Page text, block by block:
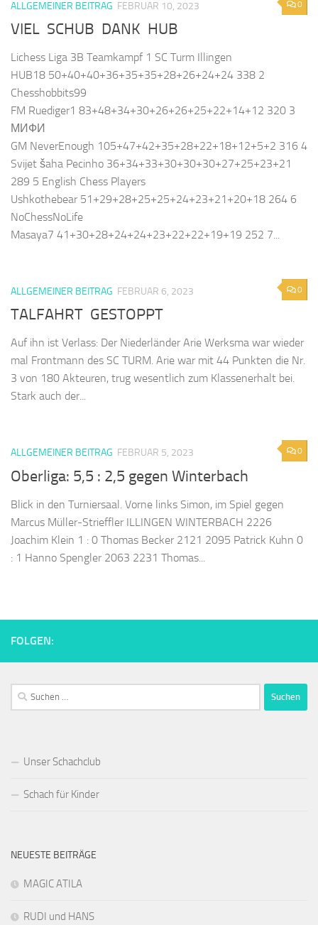
0
ALLGEMEINER BEITRAG FEBRUAR 10, 2023
VIEL SCHUB DANK HUB
Lichess Liga 3B Teamkampf 1 SC Turm Illingen
HUB18 50+40+40+36+35+35+28+26+24+24 338 2
Chesshobbits99
FM Ruediger1 83+48+34+30+26+26+25+22+14+12 320 3
МИФИ
GM NeverEnough 105+47+42+35+28+22+18+12+5+2 316 4
Svijet šaha Pecinho 36+34+33+30+30+30+27+25+23+21
289 5 English Chess Players
Ushkothebear 51+29+28+25+25+24+23+21+20+18 264 6
NoChessNoLife
Masaya7 41+30+28+24+24+23+22+22+19+19 252 7...
0
ALLGEMEINER BEITRAG FEBRUAR 6, 2023
TALFAHRT GESTOPPT
Auf ihn ist Verlass: Der Niederländer Arie Werksma war wieder
mal Frontmann des SC TURM. Arie war mit 44 Punkten die Nr.
3 von 180 Akteuren, trug wesentlich zum Klassenerhalt bei.
Stark auch der...
0
ALLGEMEINER BEITRAG FEBRUAR 5, 2023
Oberliga: 5,5 : 2,5 gegen Winterbach
Blick in den Turniersaal. Vorne links Simon, im Spiel gegen
Marcus Müller-Strieffler ILLINGEN WINTERBACH 2226
Joachim Klein 1 : 0 Thomas Becker 2121 2095 Patrick Kuhn 0
: 1 Hanno Spengler 2063 2231 Thomas...
FOLGEN:
Suchen
nach:
Unser Schachclub
Schach für Kinder
NEUESTE BEITRÄGE
MAGIC ATILA
RUDI und HANS